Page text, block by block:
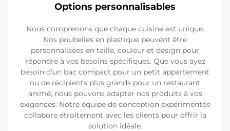
Options personnalisables
Nous comprenons que chaque cuisine est unique.
Nos poubelles en plastique peuvent être
personnalisées en taille, couleur et design pour
répondre à vos besoins spécifiques. Que vous ayez
besoin d'un bac compact pour un petit appartement
ou de récipients plus grands pour un restaurant
animé, nous pouvons adapter nos produits à vos
exigences. Notre équipe de conception expérimentée
collabore étroitement avec les clients pour offrir la
solution idéale.